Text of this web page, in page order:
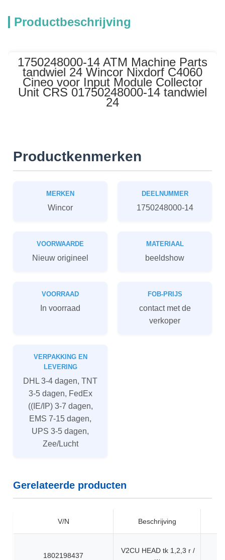
Productbeschrijving
1750248000-14 ATM Machine Parts
tandwiel 24 Wincor Nixdorf C4060
Cineo voor Input Module Collector
Unit CRS 01750248000-14 tandwiel
24
Productkenmerken
MERKEN
Wincor
DEELNUMMER
1750248000-14
VOORWAARDE
Nieuw origineel
MATERIAAL
beeldshow
VOORRAAD
In voorraad
FOB-PRIJS
contact met de
verkoper
VERPAKKING EN
LEVERING
DHL 3-4 dagen, TNT
3-5 dagen, FedEx
((IE/IP) 3-7 dagen,
EMS 7-15 dagen,
UPS 3-5 dagen,
Zee/Lucht
Gerelateerde producten
V/N Beschrijving
1802198437
V2CU HEAD tk 1,2,3 r /